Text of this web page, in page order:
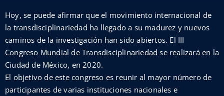
Hoy, se puede afirmar que el movimiento internacional de
la transdisciplinariedad ha llegado a su madurez y nuevos
caminos de la investigación han sido abiertos. El III
Congreso Mundial de Transdisciplinariedad se realizará en la
Ciudad de México, en 2020.
El objetivo de este congreso es reunir al mayor número de
participantes de varias instituciones nacionales e